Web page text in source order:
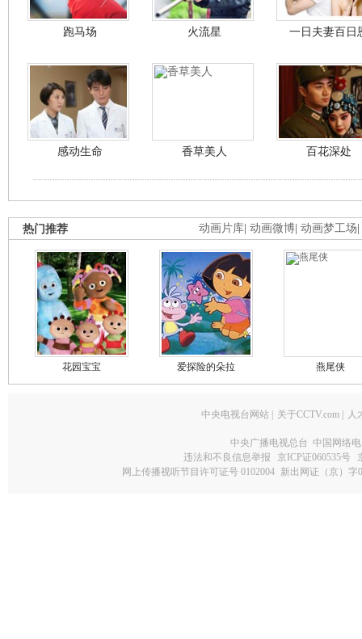
跑马场 火流星 一日夫妻百日
感动生命 香草美人 百花深处
动画片库 动画微博 动画梦工场
热门推荐
花园宝宝 爱探险的朵拉 燕尾侠
中央电视台网站 关于CCTV.com 人
中央广播电视总台 中国网络
违法和不良信息举报
京ICP证060535号
网上传播视听节目许可证号 0102004 新出网证（京）